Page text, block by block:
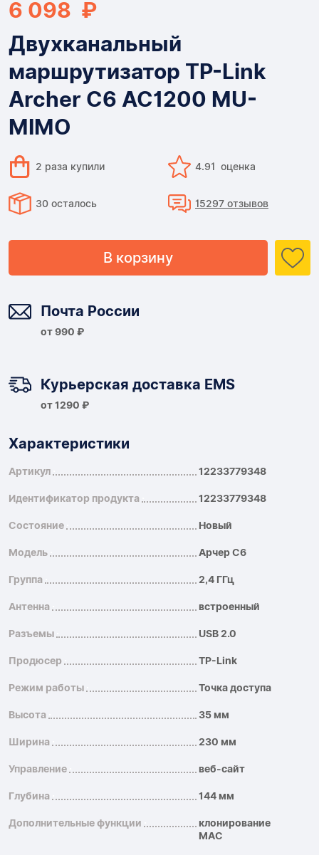
6 098 ₽
Двухканальный
маршрутизатор TP-Link
Archer C6 AC1200 MU-
MIMO
2 раза купили 4.91 оценка
30 осталось 15297 отзывов
В корзину
Почта России
от 990 ₽
Курьерская доставка EMS
от 1290 ₽
Характеристики
Артикул 12233779348
Идентификатор продукта 12233779348
Состояние Новый
Модель Арчер С6
Группа 2,4 ГГц
Антенна встроенный
Разъемы USB 2.0
Продюсер TP-Link
Режим работы Точка доступа
Высота 35 мм
Ширина 230 мм
Управление веб-сайт
Глубина 144 мм
Дополнительные функции
клонирование
MAC